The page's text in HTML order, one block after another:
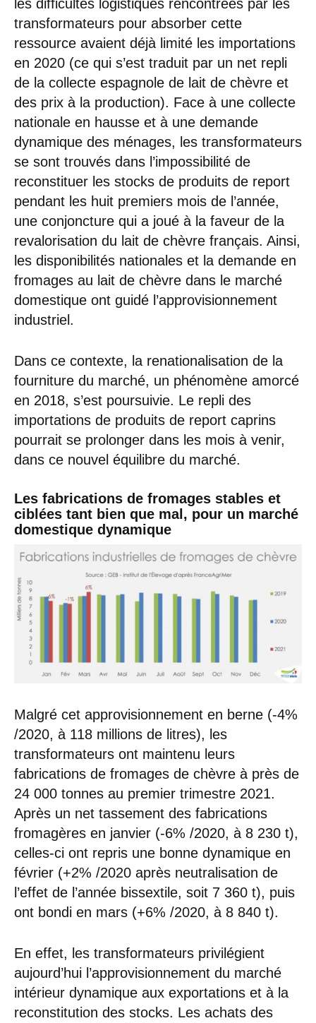
les difficultés logistiques rencontrées par les
transformateurs pour absorber cette
ressource avaient déjà limité les importations
en 2020 (ce qui s’est traduit par un net repli
de la collecte espagnole de lait de chèvre et
des prix à la production). Face à une collecte
nationale en hausse et à une demande
dynamique des ménages, les transformateurs
se sont trouvés dans l’impossibilité de
reconstituer les stocks de produits de report
pendant les huit premiers mois de l’année,
une conjoncture qui a joué à la faveur de la
revalorisation du lait de chèvre français. Ainsi,
les disponibilités nationales et la demande en
fromages au lait de chèvre dans le marché
domestique ont guidé l’approvisionnement
industriel.
Dans ce contexte, la renationalisation de la
fourniture du marché, un phénomène amorcé
en 2018, s’est poursuivie. Le repli des
importations de produits de report caprins
pourrait se prolonger dans les mois à venir,
dans ce nouvel équilibre du marché.
Les fabrications de fromages stables et
ciblées tant bien que mal, pour un marché
domestique dynamique
Malgré cet approvisionnement en berne (-4%
/2020, à 118 millions de litres), les
transformateurs ont maintenu leurs
fabrications de fromages de chèvre à près de
24 000 tonnes au premier trimestre 2021.
Après un net tassement des fabrications
fromagères en janvier (-6% /2020, à 8 230 t),
celles-ci ont repris une bonne dynamique en
février (+2% /2020 après neutralisation de
l’effet de l’année bissextile, soit 7 360 t), puis
ont bondi en mars (+6% /2020, à 8 840 t).
En effet, les transformateurs privilégient
aujourd’hui l’approvisionnement du marché
intérieur dynamique aux exportations et à la
reconstitution des stocks. Les achats des